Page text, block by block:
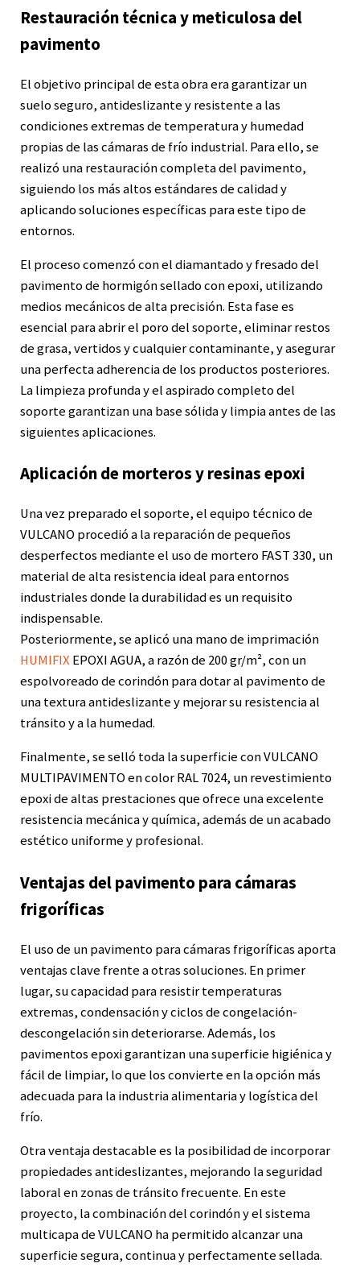
Restauración técnica y meticulosa del
pavimento
El objetivo principal de esta obra era garantizar un
suelo seguro, antideslizante y resistente a las
condiciones extremas de temperatura y humedad
propias de las cámaras de frío industrial. Para ello, se
realizó una restauración completa del pavimento,
siguiendo los más altos estándares de calidad y
aplicando soluciones específicas para este tipo de
entornos.
El proceso comenzó con el diamantado y fresado del
pavimento de hormigón sellado con epoxi, utilizando
medios mecánicos de alta precisión. Esta fase es
esencial para abrir el poro del soporte, eliminar restos
de grasa, vertidos y cualquier contaminante, y asegurar
una perfecta adherencia de los productos posteriores.
La limpieza profunda y el aspirado completo del
soporte garantizan una base sólida y limpia antes de las
siguientes aplicaciones.
Aplicación de morteros y resinas epoxi
Una vez preparado el soporte, el equipo técnico de
VULCANO procedió a la reparación de pequeños
desperfectos mediante el uso de mortero FAST 330, un
material de alta resistencia ideal para entornos
industriales donde la durabilidad es un requisito
indispensable.
Posteriormente, se aplicó una mano de imprimación
HUMIFIX EPOXI AGUA, a razón de 200 gr/m², con un
espolvoreado de corindón para dotar al pavimento de
una textura antideslizante y mejorar su resistencia al
tránsito y a la humedad.
Finalmente, se selló toda la superficie con VULCANO
MULTIPAVIMENTO en color RAL 7024, un revestimiento
epoxi de altas prestaciones que ofrece una excelente
resistencia mecánica y química, además de un acabado
estético uniforme y profesional.
Ventajas del pavimento para cámaras
frigoríficas
El uso de un pavimento para cámaras frigoríficas aporta
ventajas clave frente a otras soluciones. En primer
lugar, su capacidad para resistir temperaturas
extremas, condensación y ciclos de congelación-
descongelación sin deteriorarse. Además, los
pavimentos epoxi garantizan una superficie higiénica y
fácil de limpiar, lo que los convierte en la opción más
adecuada para la industria alimentaria y logística del
frío.
Otra ventaja destacable es la posibilidad de incorporar
propiedades antideslizantes, mejorando la seguridad
laboral en zonas de tránsito frecuente. En este
proyecto, la combinación del corindón y el sistema
multicapa de VULCANO ha permitido alcanzar una
superficie segura, continua y perfectamente sellada.